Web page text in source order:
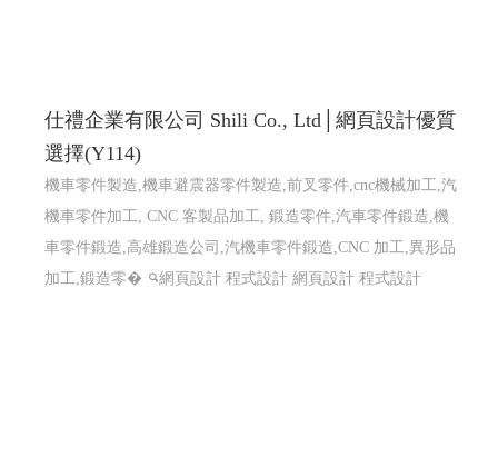
仕禮企業有限公司 Shili Co., Ltd│網頁設計優質
選擇(Y114)
機車零件製造,機車避震器零件製造,前叉零件,cnc機械加工,汽
機車零件加工, CNC 客製品加工, 鍛造零件,汽車零件鍛造,機
車零件鍛造,高雄鍛造公司,汽機車零件鍛造,CNC 加工,異形品
加工,鍛造零�
網頁設計 程式設計網頁設計 程式設計